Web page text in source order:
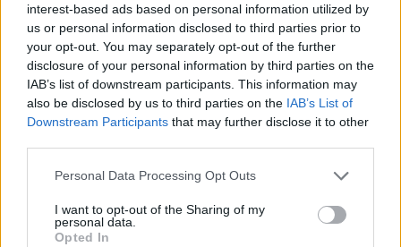
interest-based ads based on personal information utilized by
us or personal information disclosed to third parties prior to
your opt-out. You may separately opt-out of the further
disclosure of your personal information by third parties on the
IAB’s list of downstream participants. This information may
also be disclosed by us to third parties on the IAB’s List of
Downstream Participants that may further disclose it to other
Personal Data Processing Opt Outs
I want to opt-out of the Sharing of my
personal data.
Opted In
Afficher la carte